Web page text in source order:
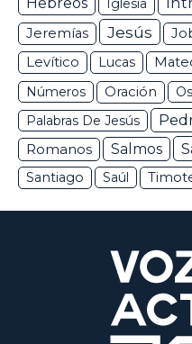
Iglesia
Jeremías Jesús
Levítico
Lucas
Números Oración
Palabras De Jesús
Romanos Salmos
Santiago
Saúl